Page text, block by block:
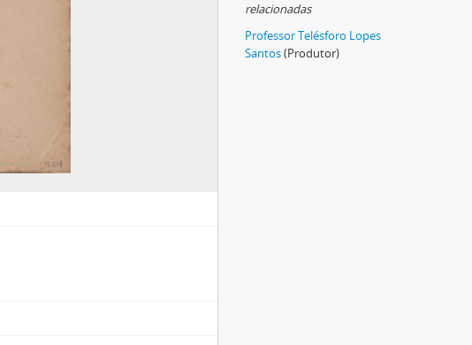
relacionadas
Professor Telésforo Lopes
Santos(Produtor)